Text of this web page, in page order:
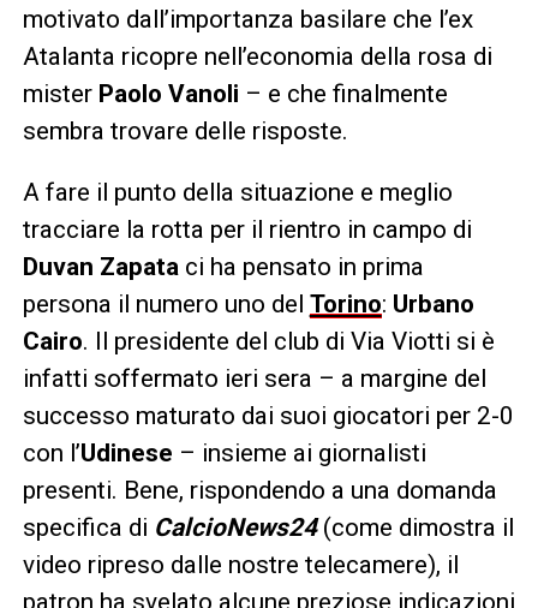
motivato dall’importanza basilare che l’ex
Atalanta ricopre nell’economia della rosa di
mister Paolo Vanoli – e che finalmente
sembra trovare delle risposte.
A fare il punto della situazione e meglio
tracciare la rotta per il rientro in campo di
Duvan Zapata ci ha pensato in prima
persona il numero uno del Torino: Urbano
Cairo. Il presidente del club di Via Viotti si è
infatti soffermato ieri sera – a margine del
successo maturato dai suoi giocatori per 2-0
con l’Udinese – insieme ai giornalisti
presenti. Bene, rispondendo a una domanda
specifica di CalcioNews24(come dimostra il
video ripreso dalle nostre telecamere), il
patron ha svelato alcune preziose indicazioni